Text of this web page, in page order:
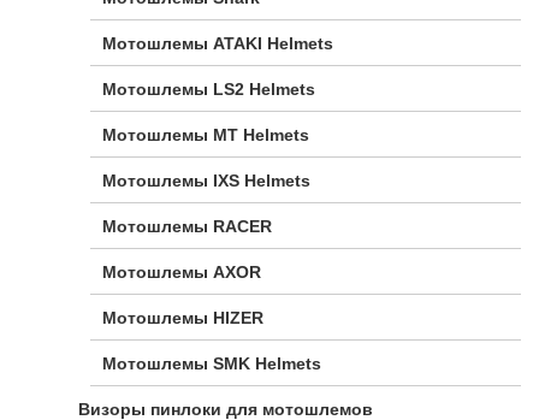
Мотошлемы ATAKI Helmets
Мотошлемы LS2 Helmets
Мотошлемы MT Helmets
Мотошлемы IXS Helmets
Мотошлемы RACER
Мотошлемы AXOR
Мотошлемы HIZER
Мотошлемы SMK Helmets
Визоры пинлоки для мотошлемов